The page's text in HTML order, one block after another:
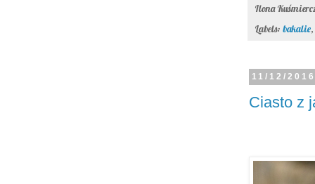
Ilona
Labels: bakalie,
11/12/
Ciasto z